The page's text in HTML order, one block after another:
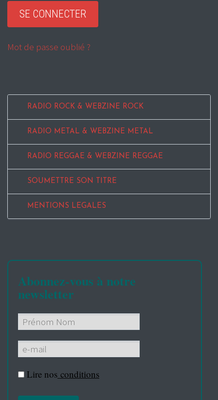
Mot de passe oublié ?
RADIO ROCK & WEBZINE ROCK
RADIO METAL & WEBZINE METAL
RADIO REGGAE & WEBZINE REGGAE
SOUMETTRE SON TITRE
MENTIONS LEGALES
Abonnez-vous à notre
newsletter
Lire nos conditions